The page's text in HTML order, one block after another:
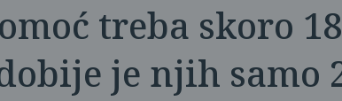
treba skoro
je njih samo